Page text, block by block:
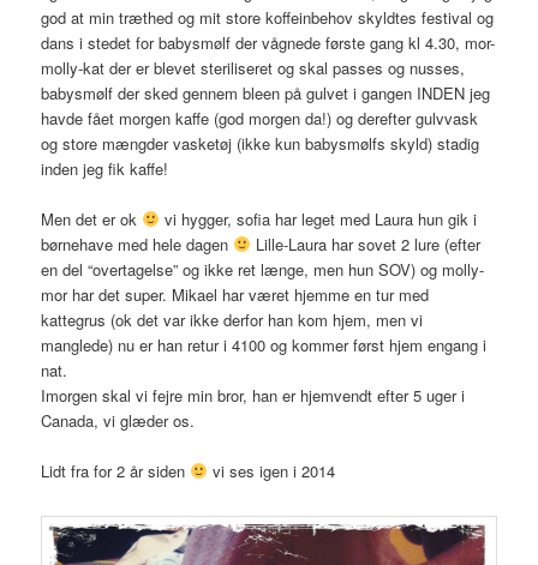
god at min træthed og mit store koffeinbehov skyldtes festival og
dans i stedet for babysmølf der vågnede første gang kl 4.30, mor-
molly-kat der er blevet steriliseret og skal passes og nusses,
babysmølf der sked gennem bleen på gulvet i gangen INDEN jeg
havde fået morgen kaffe (god morgen da!) og derefter gulvvask
og store mængder vasketøj (ikke kun babysmølfs skyld) stadig
inden jeg fik kaffe!
Men det er ok
vi hygger, sofia har leget med Laura hun gik i
børnehave med hele dagen
Lille-Laura har sovet 2 lure (efter
en del “overtagelse” og ikke ret længe, men hun SOV) og molly-
mor har det super. Mikael har været hjemme en tur med
kattegrus (ok det var ikke derfor han kom hjem, men vi
manglede) nu er han retur i 4100 og kommer først hjem engang i
nat.
Imorgen skal vi fejre min bror, han er hjemvendt efter 5 uger i
Canada, vi glæder os.
Lidt fra for 2 år siden vi ses igen i 2014